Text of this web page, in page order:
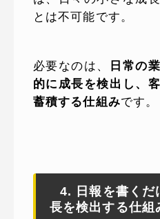
とは不可能です。
必要なのは、
日常の
的に成長を検出し、
蓄積する仕組みです。
4. 日報を書くだ
長を検出する仕組